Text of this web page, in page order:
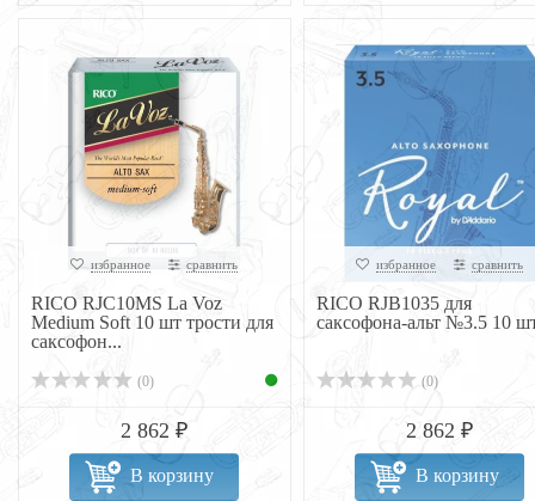
избранное сравнить
RICO RJC10MS La Voz
Medium Soft 10 шт трости для
саксофон...
(0)
2 862 ₽
В корзину
избранное сравнить
RICO RJB1035 для
саксофона-альт №3.5 10
(0)
2 862 ₽
В корзину